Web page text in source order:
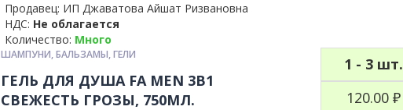
Продавец: ИП Джаватова Айшат Ризвановна
НДС: Не облагается
Количество: Много
ШАМПУНИ, БАЛЬЗАМЫ, ГЕЛИ
ГЕЛЬ ДЛЯ ДУША FA MEN 3В1
СВЕЖЕСТЬ ГРОЗЫ, 750МЛ.
1 - 3 шт.
120.00 ₽